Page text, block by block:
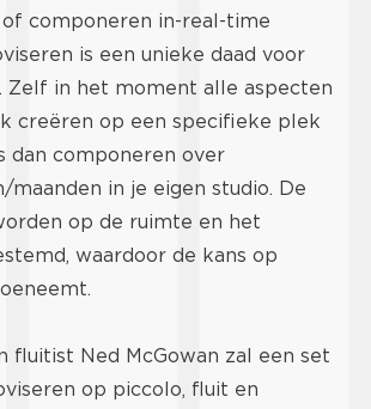
componeren in-real-time
is een unieke daad voor
Zelf in het moment alle aspecten
creëren op een specifieke plek
dan componeren over
maanden in je eigen studio. De
op de ruimte en het
waardoor de kans op
fluitist Ned McGowan zal een set
op piccolo, fluit en